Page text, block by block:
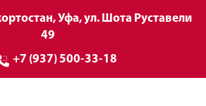
Уфа, ул. Шота Руставели
49
+7 (937) 500-33-18